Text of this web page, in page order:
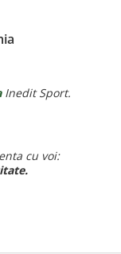
Corina
Inedit
pt rapiditate,